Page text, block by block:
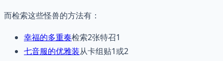
而检索这些怪兽的方法有：
幸福的多重奏检索2张特召1
七音服的优雅装从卡组贴1或2